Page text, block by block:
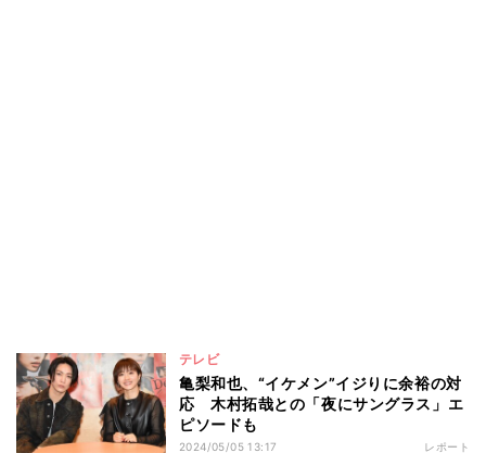
テレビ
亀梨和也、“イケメン”イジりに余裕の対
応 木村拓哉との「夜にサングラス」エ
ピソードも
2024/05/05 13:17 レポート